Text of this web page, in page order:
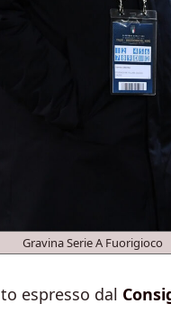
Gravina Serie A Fuorigioco
espresso dal